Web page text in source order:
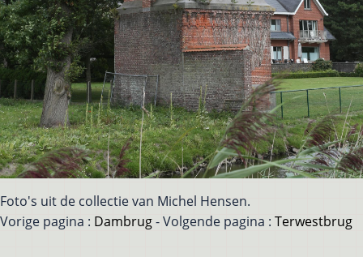
Foto's uit de collectie van Michel Hensen.
Vorige pagina : Dambrug- Volgende pagina : Terwestbrug